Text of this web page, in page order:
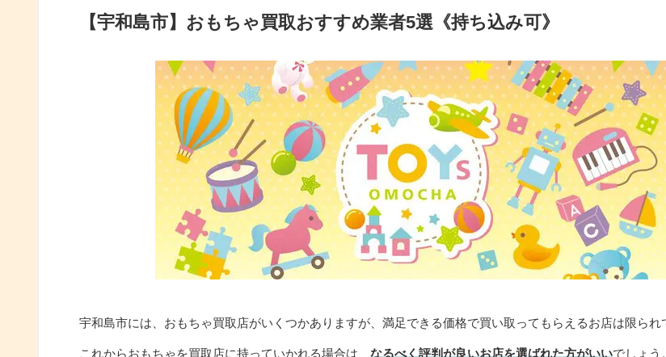
【宇和島市】おもちゃ買取おすすめ業者5選《持ち込み可》
宇和島市には、おもちゃ買取店がいくつかありますが、満足できる価格で買い取ってもらえるお店は限られ
これからおもちゃを買取店に持っていかれる場合は、 なるべく評判が良いお店を選ばれた方がいいでしょう。